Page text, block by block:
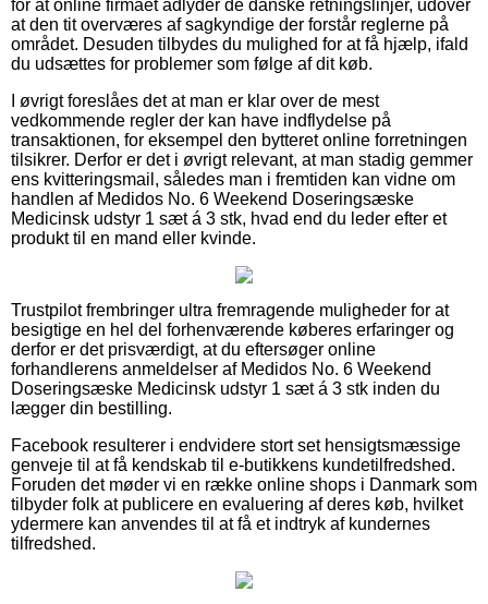
for at online firmaet adlyder de danske retningslinjer, udover
at den tit overværes af sagkyndige der forstår reglerne på
området. Desuden tilbydes du mulighed for at få hjælp, ifald
du udsættes for problemer som følge af dit køb.
I øvrigt foreslåes det at man er klar over de mest
vedkommende regler der kan have indflydelse på
transaktionen, for eksempel den bytteret online forretningen
tilsikrer. Derfor er det i øvrigt relevant, at man stadig gemmer
ens kvitteringsmail, således man i fremtiden kan vidne om
handlen af Medidos No. 6 Weekend Doseringsæske
Medicinsk udstyr 1 sæt á 3 stk, hvad end du leder efter et
produkt til en mand eller kvinde.
Trustpilot frembringer ultra fremragende muligheder for at
besigtige en hel del forhenværende køberes erfaringer og
derfor er det prisværdigt, at du eftersøger online
forhandlerens anmeldelser af Medidos No. 6 Weekend
Doseringsæske Medicinsk udstyr 1 sæt á 3 stk inden du
lægger din bestilling.
Facebook resulterer i endvidere stort set hensigtsmæssige
genveje til at få kendskab til e-butikkens kundetilfredshed.
Foruden det møder vi en række online shops i Danmark som
tilbyder folk at publicere en evaluering af deres køb, hvilket
ydermere kan anvendes til at få et indtryk af kundernes
tilfredshed.